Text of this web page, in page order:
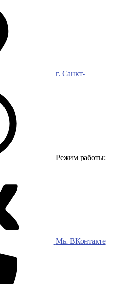
г. Санкт-
Режим работы:
Мы ВКонтакте